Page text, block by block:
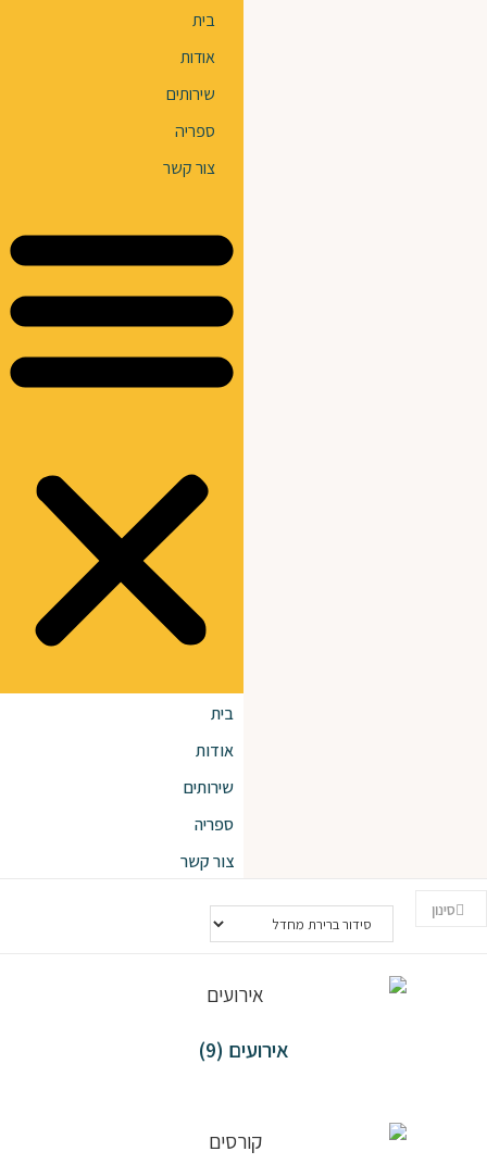
בית
אודות
שירותים
ספריה
צור קשר
בית
אודות
שירותים
ספריה
צור קשר
סינון
אירועים(9)